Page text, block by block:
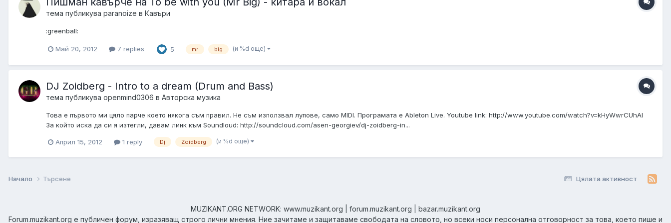
тема публикува paranoize в Кавъри
:greenball:
Май 20, 2012 7 replies 5 mr big (и %d още)
DJ Zoidberg - Intro to a dream (Drum and Bass)
тема публикува openmind0306 в Авторска музика
Това е първото ми цяло парче което някога съм правил. Не съм използвал лупове, само MIDI. Програмата е Ableton Live. Youtube link: http://www.youtube.com/watch?v=kHyWwrCUhAI
За който иска да си я изтегли, давам линк към Soundloud: http://soundcloud.com/asen-georgiev/dj-zoidberg-in...
Април 15, 2012 1 reply Dj Zoidberg (и %d още)
Цялата активност
Начало Търсене
MUZIKANT.ORG NETWORK: www.muzikant.org | forum.muzikant.org | bazar.muzikant.org
Forum.muzikant.org е публичен форум, изразяващ строго лични мнения. Ние зачитаме и защитаваме свободата на словото, но всеки носи персонална отговорност за това, което пише и